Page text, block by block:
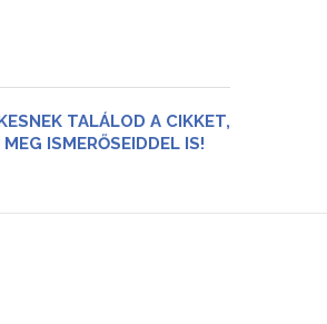
TALÁLOD A CIKKET,
ISMERŐSEIDDEL IS!